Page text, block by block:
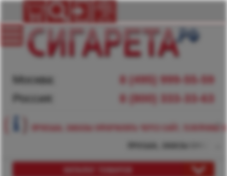
Москва:
Россия:
8 (495) 999-55-59
8 (800) 333-33-63
ПРОСЬБА, ЗАКАЗЫ ОФОРМЛЯТЬ ЧЕРЕЗ САЙТ, ТЕЛЕФОНЫ
КАТАЛОГ ТОВАРОВ